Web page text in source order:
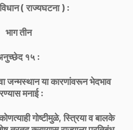
( राज्यघटना ) :
भाग तीन
१५ :
जन्मस्थान या कारणांवरून भेदभाव
मनाई :
गोष्टीमुळे, स्त्रिया व बालके